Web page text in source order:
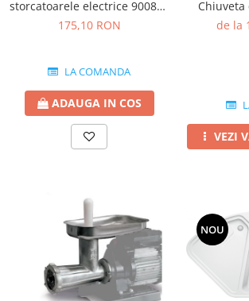
storcatoarele electrice 9008N-
2.5 MM
175,10 RON
LA COMANDA
ADAUGA IN COS
de la
VEZI
NOU